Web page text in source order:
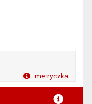
metryczka